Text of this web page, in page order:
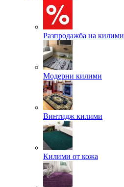
Разпродажба на килими
Модерни килими
Винтидж килими
Килими от кожа